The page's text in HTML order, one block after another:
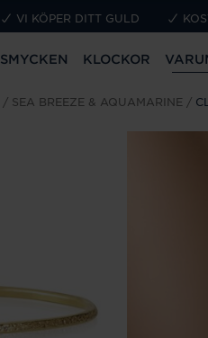
VI KÖPER DITT GULD
SMYCKEN KLOCKOR
SEA BREEZE & AQUAMARINE